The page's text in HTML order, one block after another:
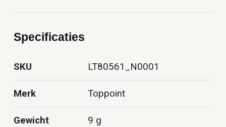
Specificaties
SKU LT80561_N0001
Merk Toppoint
Gewicht 9 g